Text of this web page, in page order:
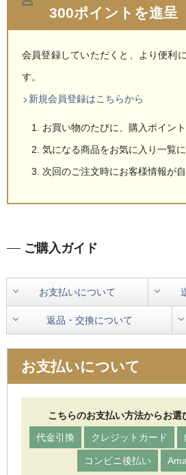
300ポイントを進呈
会員登録していただくと、より便利
す。
新規会員登録はこちらから
お買い物のたびに、購入ポイント
気になる商品をお気に入り一覧に
次回のご注文時にお客様情報が
ご購入ガイド
お支払いについて
返品・交換について
お支払いについて
こちらのお支払い方法からお選
代金引換
クレジットカード
コンビニ後払い